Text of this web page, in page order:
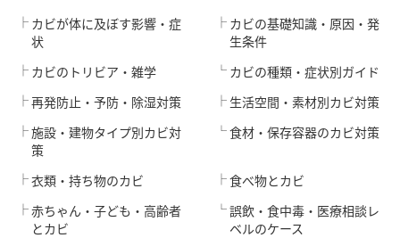
カビが体に及ぼす影響・症
状
カビのトリビア・雑学
カビの基礎知識・原因・発
生条件
カビの種類・症状別ガイド
再発防止・予防・除湿対策
施設・建物タイプ別カビ対
策
生活空間・素材別カビ対策
食材・保存容器のカビ対策
衣類・持ち物のカビ
赤ちゃん・子ども・高齢者
とカビ
食べ物とカビ
誤飲・食中毒・医療相談レ
ベルのケース